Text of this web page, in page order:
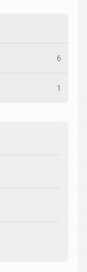
6
1